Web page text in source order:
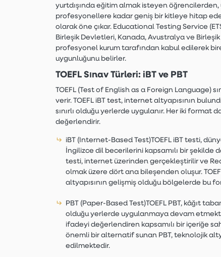
yurtdışında eğitim almak isteyen
profesyonellere kadar geniş bir kitleye hitap
olarak öne çıkar. Educational Testing Service
Birleşik Devletleri, Kanada, Avustralya ve
profesyonel kurum tarafından kabul edilerek
uygunluğunu belirler.
TOEFL Sınav Türleri: iBT ve PBT
TOEFL (Test of English as a Foreign Language)
verir. TOEFL iBT test, internet altyapısının
sınırlı olduğu yerlerde uygulanır. Her iki format
değerlendirir.
iBT (Internet-Based Test)TOEFL iBT testi,
İngilizce dil becerilerini kapsamılı bir şekilde
testi, internet üzerinden gerçekleştirilir ve
olmak üzere dört ana bileşenden oluşur.
altyapısının gelişmiş olduğu bölgelerde bu
PBT (Paper-Based Test)TOEFL PBT, kâğıt
olduğu yerlerde uygulanmaya devam
ifadeyi değerlendiren kapsamılı bir içeriğe
önemli bir alternatif sunan PBT, teknolojik
edilmektedir.